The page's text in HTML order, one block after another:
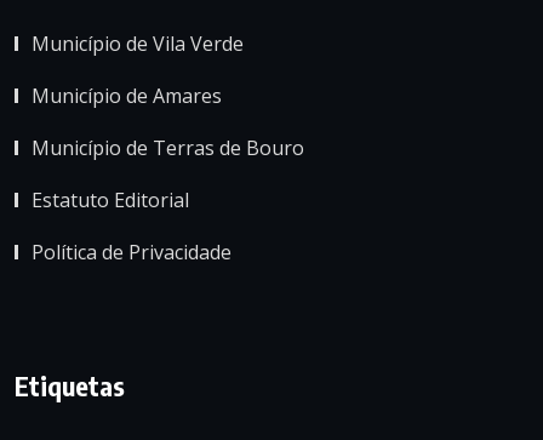
Município de Vila Verde
Município de Amares
Município de Terras de Bouro
Estatuto Editorial
Política de Privacidade
Etiquetas